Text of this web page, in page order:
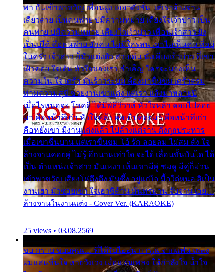
พา กันเข้าพาขวัญ เพื่อนฝูง เฮฮาดังลั่น แต่เราล้างจาน
เดียวดาย เป็นคนพ่าย บ่มีความหมาย เคียงใจเจ้าบ่าว เป็น
คนพ่าย บ่มีความหมาย เคียงใจเจ้าบ่าว เพื่อนเจ้าสาว ยัง
เป็นบ่ได้ คือคนพ่าย ฮักคน ไม่มีใครสน เขาไม่เห็นคน ที่อยู่
ในครัว เจ้าสาว ก็มัวแต่งตัว สวยเด่น นั่งเคียงเจ้าบ่าว ที่เขา
เฝ้าคอย ใจเต้น หัวใจของเรา ลำเค็ญ ใครจะมองเห็น
ความใน ใจ เศร้า มันร้าวระบม ต้องมาขื่นขม เศร้าตรม
ท่ามความสุขี ช่วยงานเขาแต่ง แต่เรา แล้งมาหลายปี
เมื่อไรหนอจะ โชคดี ได้มีพิธีวิวาห์ หัวใจหล้า คอยไปคอย
มา คือหน้าที่เก่า หัวใจหล้า คอยไปคอยมา คือหน้าที่เก่า
คือหยังเขา มีงานแต่งแล้ว ไปล้างแต่จาน ดั่งถูกประหาร
เมื่อเขาชื่นบาน แต่เราขื่นขม โอ้ รัก ลอยลม ไม่สม ดัง ใจ
ล้างจานคอยคู่ ไม่รู้ อีกนานเท่าใด จะได้ เลื่อนขั้นบันได ได้
เป็น ตำแหน่งเจ้าสาว มันเหงา เห็นเขามีคู่ ซมดู มีคู่ก็ม่วน
เข้าพาขวัญ เสียงโห่ตึงตึง มันซึ้ง อยู่แก่ใจ มื้อใด๋หนอ สิเป็น
งานเฮา มัวซอยเขา ใจเฮาซิด้าน มันทรมาน จับจาน เอย…
ล้างจานในงานแต่ง - Cover Ver. (KARAOKE)
25 views • 03.08.2569
ขอ กราบ ขอบคุณ.... ที่ได้รับไออุ่น การุณ จากแฟน เพลง
ผมแสนชื่นใจ หายวังเวง เมื่อแฟนเพลง ให้กำลังใจ น้ำใจ